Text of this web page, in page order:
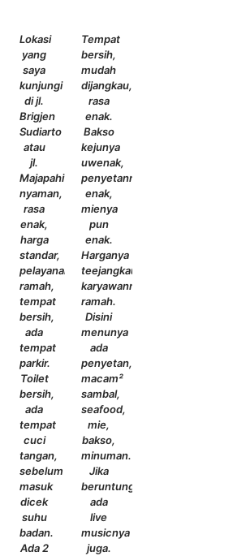
Lokasi
yang
saya
kunjungi
di jl.
Brigjen
Sudiarto
atau
jl.
Majapahit.Tempat
nyaman,
rasa
enak,
harga
standar,
pelayanan
ramah,
tempat
bersih,
ada
tempat
parkir.
Toilet
bersih,
ada
tempat
cuci
tangan,
sebelum
masuk
dicek
suhu
badan.
Ada 2
Tempat
bersih,
mudah
dijangkau,
rasa
enak.
Bakso
kejunya
uwenak,
penyetannya
enak,
mienya
pun
enak.
Harganya
teejangkau,
karyawannya
ramah.
Disini
menunya
ada
penyetan,
macam²
sambal,
seafood,
mie,
bakso,
minuman.
Jika
beruntung
ada
live
musicnya
juga.